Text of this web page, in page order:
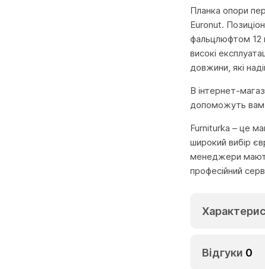
Планка опори
Euronut.
фальцлюфтом 12
високі
довжини, які
В інтернет-
допоможуть вам
Furniturka – це
широкий вибір
менеджери
професійний
Відгуки 0